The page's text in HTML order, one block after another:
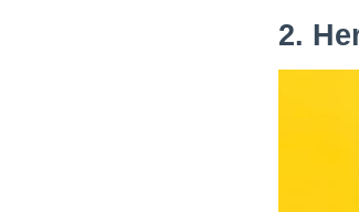
2.